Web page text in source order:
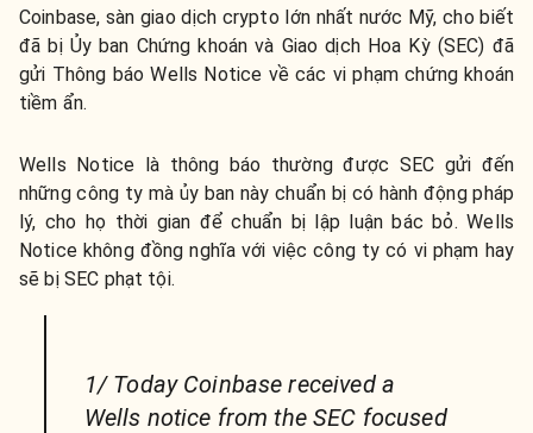
Coinbase, sàn giao dịch crypto lớn nhất nước Mỹ, cho biết
đã bị Ủy ban Chứng khoán và Giao dịch Hoa Kỳ (SEC) đã
gửi Thông báo Wells Notice về các vi phạm chứng khoán
tiềm ẩn.
Wells Notice là thông báo thường được SEC gửi đến
những công ty mà ủy ban này chuẩn bị có hành động pháp
lý, cho họ thời gian để chuẩn bị lập luận bác bỏ. Wells
Notice không đồng nghĩa với việc công ty có vi phạm hay
sẽ bị SEC phạt tội.
1/ Today Coinbase received a
Wells notice from the SEC focused